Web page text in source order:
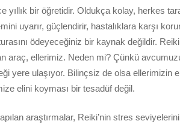
bir öğretidir. Oldukça kolay, herkes
uyarır, güçlendirir, hastalıklara karşı
ödeyeceğiniz bir kaynak değildir.
araç, ellerimiz. Neden mi? Çünkü
yere ulaşıyor. Bilinçsiz de olsa ellerimizin
elini koyması bir tesadüf değil.
araştırmalar, Reiki’nin stres